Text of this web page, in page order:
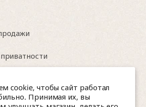
cookie, чтобы сайт работал
Принимая их, вы